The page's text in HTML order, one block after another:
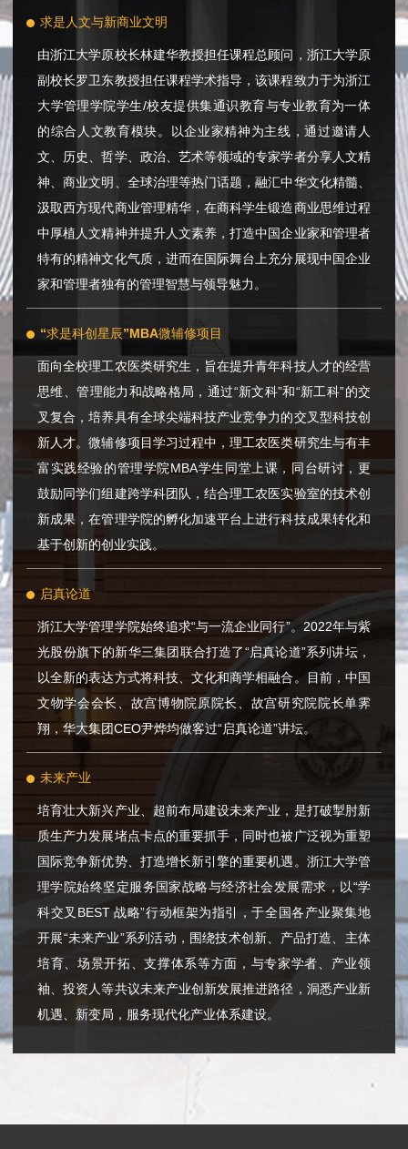
求是人文与新商业文明
由浙江大学原校长林建华教授担任课程总顾问，浙江大学原
副校长罗卫东教授担任课程学术指导，该课程致力于为浙江
大学管理学院学生/校友提供集通识教育与专业教育为一体
的综合人文教育模块。以企业家精神为主线，通过邀请人
文、历史、哲学、政治、艺术等领域的专家学者分享人文精
神、商业文明、全球治理等热门话题，融汇中华文化精髓、
汲取西方现代商业管理精华，在商科学生锻造商业思维过程
中厚植人文精神并提升人文素养，打造中国企业家和管理者
特有的精神文化气质，进而在国际舞台上充分展现中国企业
家和管理者独有的管理智慧与领导魅力。
“求是科创星辰”MBA微辅修项目
面向全校理工农医类研究生，旨在提升青年科技人才的经营
思维、管理能力和战略格局，通过“新文科”和“新工科”的交
叉复合，培养具有全球尖端科技产业竞争力的交叉型科技创
新人才。微辅修项目学习过程中，理工农医类研究生与有丰
富实践经验的管理学院MBA学生同堂上课，同台研讨，更
鼓励同学们组建跨学科团队，结合理工农医实验室的技术创
新成果，在管理学院的孵化加速平台上进行科技成果转化和
基于创新的创业实践。
启真论道
浙江大学管理学院始终追求“与一流企业同行”。2022年与紫
光股份旗下的新华三集团联合打造了“启真论道”系列讲坛，
以全新的表达方式将科技、文化和商学相融合。目前，中国
文物学会会长、故宫博物院原院长、故宫研究院院长单霁
翔，华大集团CEO尹烨均做客过“启真论道”讲坛。
未来产业
培育壮大新兴产业、超前布局建设未来产业，是打破掣肘新
质生产力发展堵点卡点的重要抓手，同时也被广泛视为重塑
国际竞争新优势、打造增长新引擎的重要机遇。浙江大学管
理学院始终坚定服务国家战略与经济社会发展需求，以“学
科交叉BEST 战略”行动框架为指引，于全国各产业聚集地
开展“未来产业”系列活动，围绕技术创新、产品打造、主体
培育、场景开拓、支撑体系等方面，与专家学者、产业领
袖、投资人等共议未来产业创新发展推进路径，洞悉产业新
机遇、新变局，服务现代化产业体系建设。